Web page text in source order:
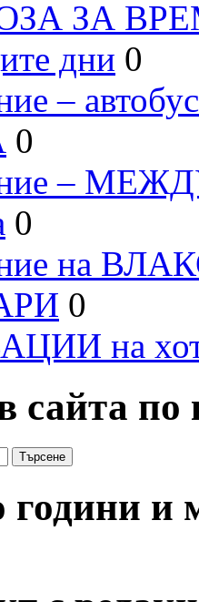
ЗА
дни 0
–
0
–
0
на
0
на
сайта
и